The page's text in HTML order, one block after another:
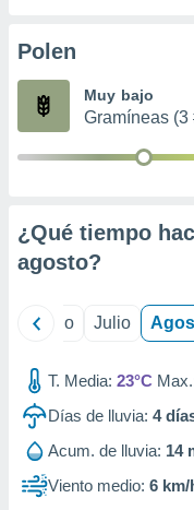
e
mediante
de
1199
Polen
Muy bajo
Gramíneas (3
¿Qué tiempo
agosto?
Junio Julio
T. Media: 23°C
Días de lluvia: 4
Acum. de lluvia: 14
Viento medio: 6 km/